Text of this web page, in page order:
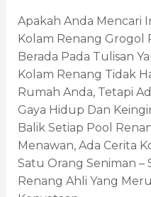
Apakah Anda Mencari
Kolam Renang Grogol
Berada Pada Tulisan
Kolam Renang Tidak
Rumah Anda, Tetapi
Gaya Hidup Dan
Balik Setiap Pool
Menawan, Ada Cerita
Satu Orang Seniman –
Renang Ahli Yang